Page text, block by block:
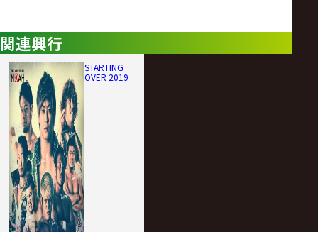
関連興行
STARTING
OVER 2019